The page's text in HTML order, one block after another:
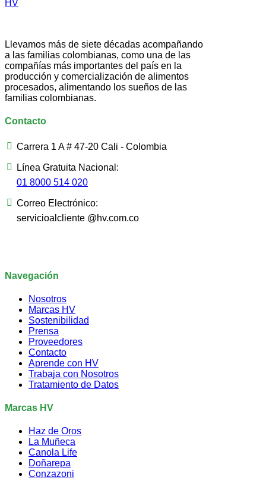
HV
Llevamos más de siete décadas acompañando
a las familias colombianas, como una de las
compañías más importantes del país en la
producción y comercialización de alimentos
procesados, alimentando los sueños de las
familias colombianas.
Contacto
Carrera 1 A # 47-20 Cali - Colombia
Línea Gratuita Nacional:
01 8000 514 020
Correo Electrónico:
servicioalcliente @hv.com.co
Navegación
Nosotros
Marcas HV
Sostenibilidad
Prensa
Proveedores
Contacto
Aprende con HV
Trabaja con Nosotros
Tratamiento de Datos
Marcas HV
Haz de Oros
La Muñeca
Canola Life
Doñarepa
Conzazoni